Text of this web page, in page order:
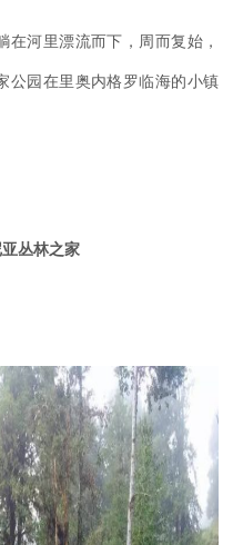
河里漂流而下，周而复始，
公园在里奥内格罗临海的小镇
丛林之家